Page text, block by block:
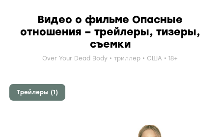
Видео о фильме Опасные
отношения – трейлеры, тизеры,
съемки
Over Your Dead Body триллер США 18+
Трейлеры (1)